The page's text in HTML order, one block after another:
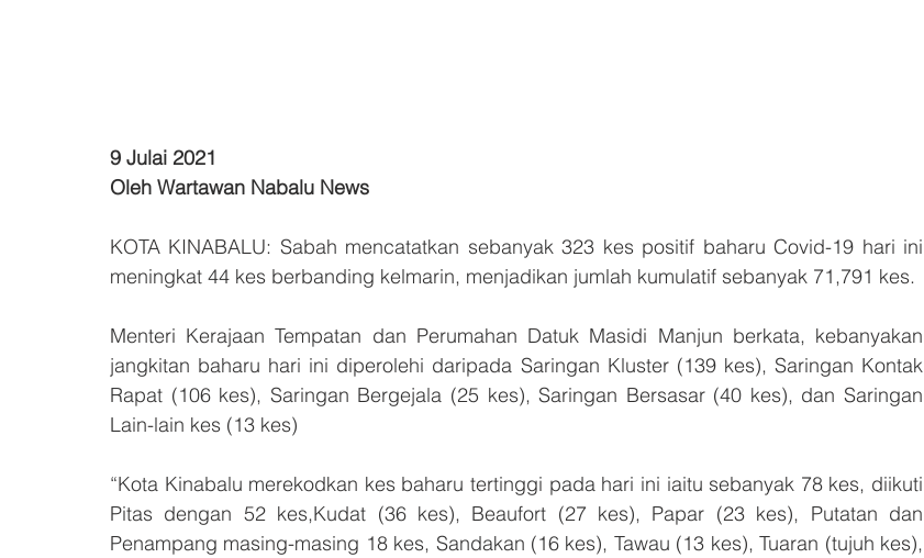
9 Julai 2021
Oleh Wartawan Nabalu News
KOTA KINABALU: Sabah mencatatkan sebanyak 323 kes positif baharu Covid-19 hari ini
meningkat 44 kes berbanding kelmarin, menjadikan jumlah kumulatif sebanyak 71,791 kes.
Menteri Kerajaan Tempatan dan Perumahan Datuk Masidi Manjun berkata, kebanyakan
jangkitan baharu hari ini diperolehi daripada Saringan Kluster (139 kes), Saringan Kontak
Rapat (106 kes), Saringan Bergejala (25 kes), Saringan Bersasar (40 kes), dan Saringan
Lain-lain kes (13 kes)
“Kota Kinabalu merekodkan kes baharu tertinggi pada hari ini iaitu sebanyak 78 kes, diikuti
Pitas dengan 52 kes,Kudat (36 kes), Beaufort (27 kes), Papar (23 kes), Putatan dan
Penampang masing-masing 18 kes, Sandakan (16 kes), Tawau (13 kes), Tuaran (tujuh kes),